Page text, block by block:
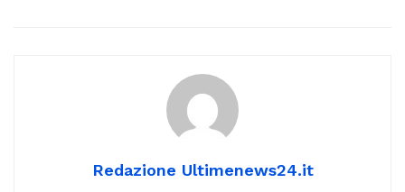
Redazione Ultimenews24.it